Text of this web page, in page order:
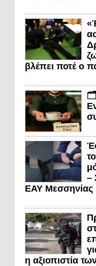
βλέπει ποτέ ο
🗂️
–
ΕΑΥ Μεσσηνίας
η αξιοπιστία